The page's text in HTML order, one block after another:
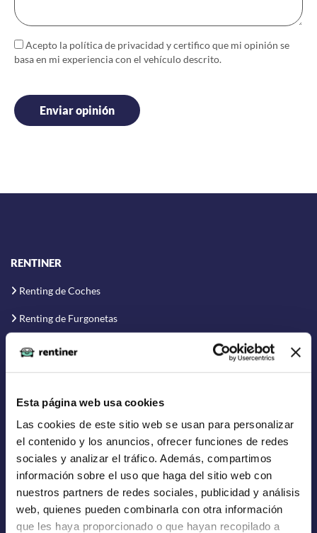
Esta página web usa cookies
Las cookies de este sitio web se usan para personalizar
el contenido y los anuncios, ofrecer funciones de redes
sociales y analizar el tráfico. Además, compartimos
información sobre el uso que haga del sitio web con
nuestros partners de redes sociales, publicidad y análisis
web, quienes pueden combinarla con otra información
que les haya proporcionado o que hayan recopilado a
Acepto la política de privacidad y certifico que mi opinión se
basa en mi experiencia con el vehículo descrito.
RENTINER
Renting de Coches
Renting de Furgonetas
Renting Flexible
Renting Corto Plazo
Renting Coche Eléctrico
Empresas de Renting
Renting a Medida